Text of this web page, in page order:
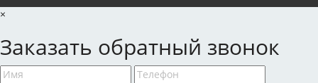
×
Заказать обратный звонок